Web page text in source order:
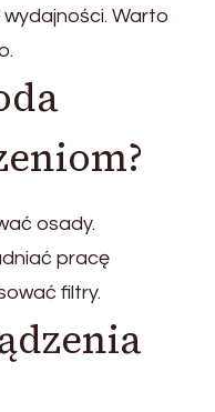
Warto
osady.
pracę
filtry.